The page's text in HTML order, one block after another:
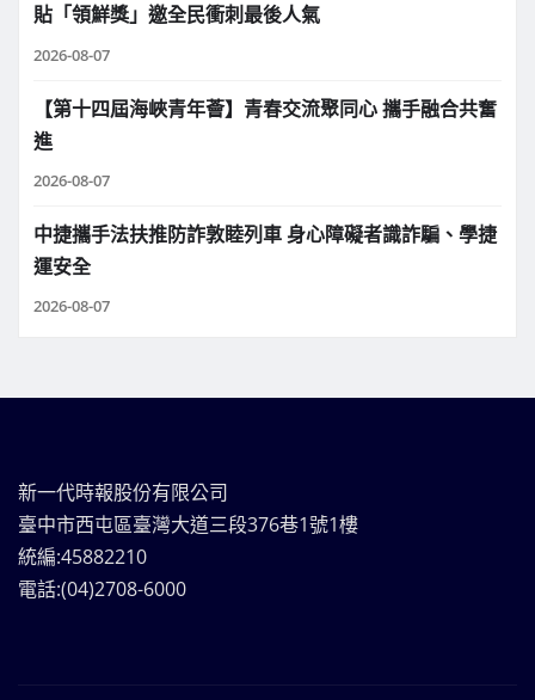
貼「領鮮獎」邀全民衝刺最後人氣
2026-08-07
【第十四屆海峽青年薈】青春交流聚同心 攜手融合共奮
進
2026-08-07
中捷攜手法扶推防詐敦睦列車 身心障礙者識詐騙、學捷
運安全
2026-08-07
新一代時報股份有限公司
臺中市西屯區臺灣大道三段376巷1號1樓
統編:45882210
電話:(04)2708-6000